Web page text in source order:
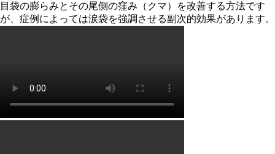
目袋の膨らみとその尾側の窪み（クマ）を改善する方法です
が、症例によっては涙袋を強調させる副次的効果があります。